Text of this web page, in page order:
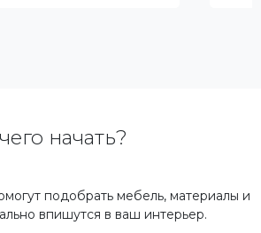
начать?
подобрать мебель, материалы и
впишутся в ваш интерьер.